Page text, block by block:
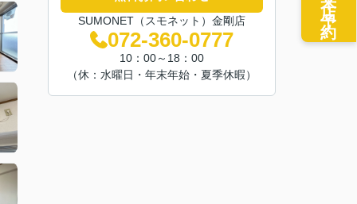
SUMONET（スモネット）金剛店
072-360-0777
10：00～18：00
（休：水曜日・年末年始・夏季休暇）